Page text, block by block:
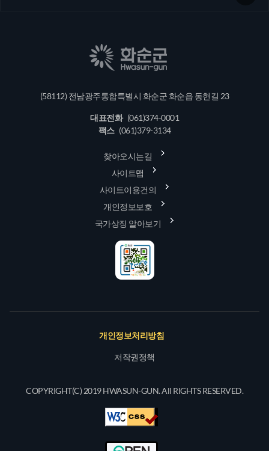
(58112) 전남광주통합특별시 화순군 화순읍 동헌길 23
대표전화 (061)374-0001
팩스 (061)379-3134
찾아오시는길
사이트맵
사이트이용건의
개인정보보호
국가상징 알아보기
개인정보처리방침
저작권정책
COPYRIGHT(C) 2019 HWASUN-GUN. All RIGHTS RESERVED.